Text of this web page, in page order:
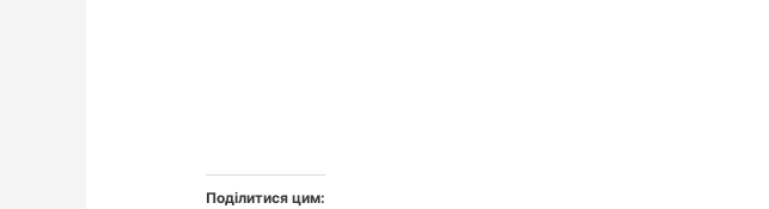
Поділитися цим: